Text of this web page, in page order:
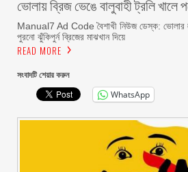
ভোলায় ব্রিজ ভেঙে বালুবাহী ট্রলি খালে
Manual7 Ad Code বৈশাখী নিউজ ডেস্ক: ভোলার
পুরনো ঝুঁকিপুর্ন ব্রিজের মাঝখান দিয়ে
READ MORE
সংবাদটি শেয়ার করুন
WhatsApp